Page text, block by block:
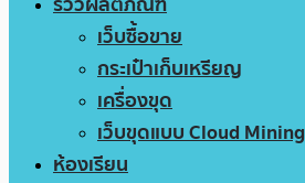
เว็บซื้อขาย
กระเป๋าเก็บเหรียญ
เครื่องขุด
เว็บขุดแบบ Cloud Mining
ห้องเรียน